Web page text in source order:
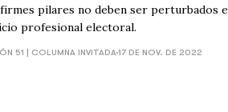
pilares no deben ser perturbados
profesional electoral.
51 | COLUMNA INVITADA17 DE NOV. DE 2022